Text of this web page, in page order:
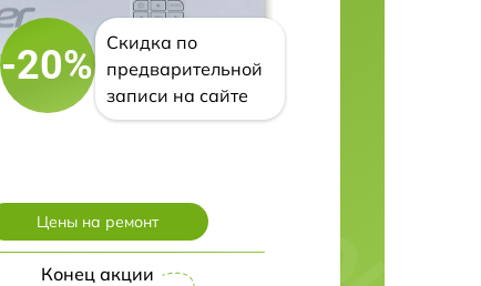
-20%
Скидка по
предварительной
записи на сайте
Цены на ремонт
Конец акции